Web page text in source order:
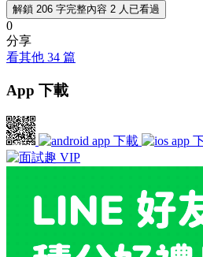
解鎖 206 字完整內容 2 人已看過
0
分享
看其他 34 篇
App 下載